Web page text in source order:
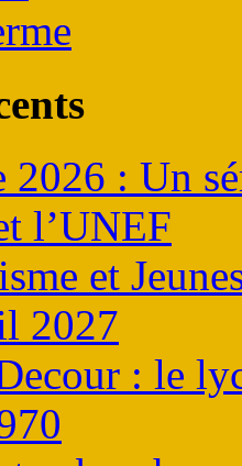
2026 : Un
l’UNEF
et
2027
: le